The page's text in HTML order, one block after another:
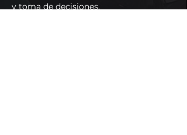
y toma de decisiones.